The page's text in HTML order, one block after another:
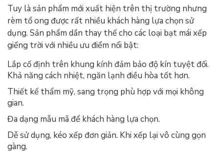
Tuy là sản phẩm mới xuất hiện trên thị trường nhưng
rèm tổ ong được rất nhiều khách hàng lựa chọn sử
dụng. Sản phẩm dần thay thế cho các loại bạt mái xếp
giếng trời với nhiều ưu điểm nổi bật:
Lắp cố định trên khung kính đảm bảo độ kín tuyệt đối.
Khả năng cách nhiệt, ngăn lạnh điều hòa tốt hơn.
Thiết kế thẩm mỹ, sang trọng phù hợp với mọi không
gian.
Đa dạng mẫu mã để khách hàng lựa chọn.
Dễ sử dụng, kéo xếp đơn giản. Khi xếp lại vô cùng gọn
gàng.